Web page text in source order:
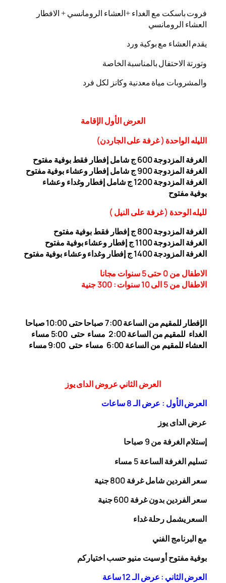
فروت باسكت مع الغداء +العشاء الرومانسي + الافطار
العشاء الرومانسي
يقدم العشاء مع بوكية ورد
وتورتة الاحتفال بالمناسبة الخاصة
والمشروبات مياة معدنية وكانز لكل فرد
العرضالأولالإقامة
الليله الواحدة ( غرفة على الجاردن)
الغرفة المزدوجة
600 ج شامل إفطار فقط بوفية مفتوح
الغرفة المزدوجة 900 ج شامل إفطار وعشاء بوفية مفتوح
الغرفة المزدوجة 1200 ج شامل إفطار وغداء وعشاء
بوفيةمفتوح
لليله الوحدة (غرفة على النيل)
الغرفة المزدوجة
800
ج إفطار فقط بوفية مفتوح
الغرفة المزدوجة 1
100 ج إفطار وعشاء بوفية مفتوح
الغرفة المزودجة 1
400 ج إفطار وغداء وعشاء بوفية مفتوح
الاطفال من 0 حتى 5 سنوات مجانا
الاطفال من 5 الى 10 سنوات : 300
جنية
الإفطار للمقيم من الساعة 7:00 صباحا حتى 10:00
صباحا
الغداء للمقيم من الساعة 2:00 مساء حتى
5:00 مساء
العشاء للمقيم من الساعة 6:00 مساء حتى 9:00 مساء
العرض الثاني عروض الداى يوز
العرض الأول : عرض الـ 8 ساعات
عرض الداى يوز
إستلام الغرفة من 9 صباحا
تسليم الغرفة الساعة 5 مساء
سعر الفردين شامل غرفة
800 جنية
سعر الفردين بدون غرفة
600 جنية
السعر يشمل رحلةغداء
مع البرنامج الفني
بوفية مفتوح أو سيت منيو حسب اختياركم
العرض الثاني : عرض الـ 12 ساعة